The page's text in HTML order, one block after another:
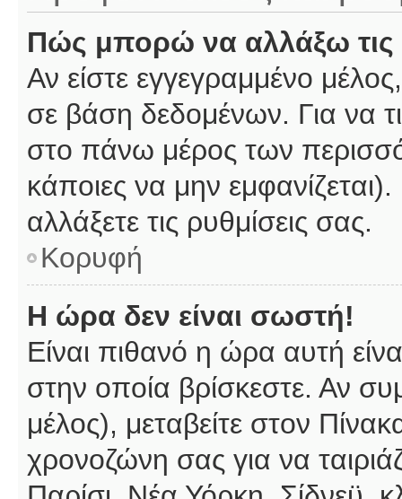
Πώς μπορώ να αλλάξω τις
Αν είστε εγγεγραμμένο
σε βάση δεδομένων. Για να
στο πάνω μέρος των
κάποιες να μην
αλλάξετε τις ρυθμίσεις σας.
Κορυφή
Η ώρα δεν είναι σωστή!
Είναι πιθανό η ώρα αυτή
στην οποία βρίσκεστε. Αν
μέλος), μεταβείτε στον
χρονοζώνη σας για να